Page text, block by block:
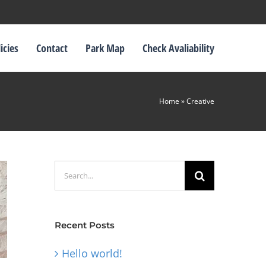
Contact Park Map Check Avaliability
Home »Creative
Recent Posts
Hello world!